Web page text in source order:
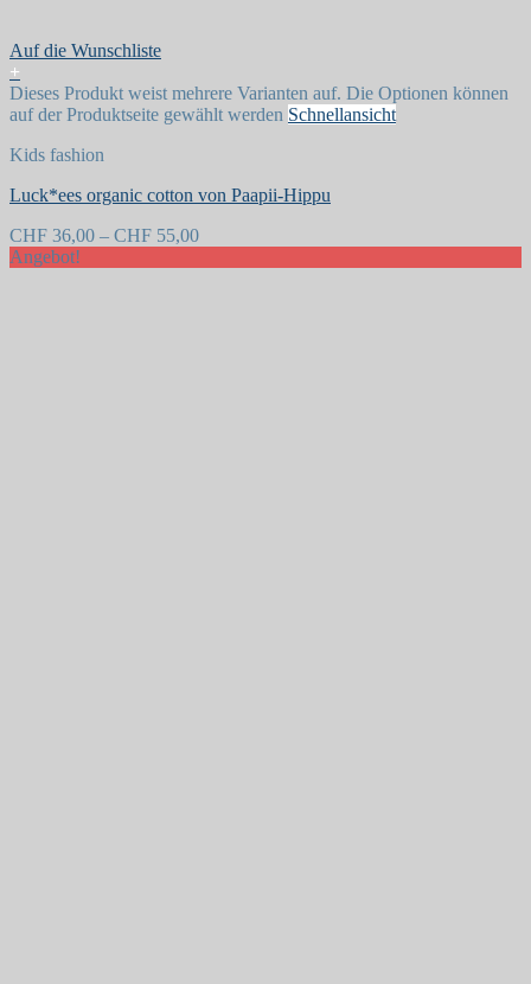
Auf die Wunschliste
+
Dieses Produkt weist mehrere Varianten auf. Die Optionen können
auf der Produktseite gewählt werden Schnellansicht
Kids fashion
Luck*ees organic cotton von Paapii-Hippu
CHF 36,00 – CHF 55,00
Angebot!